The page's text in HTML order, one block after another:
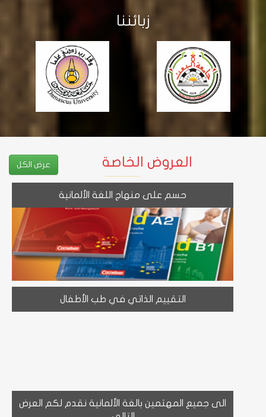
زبائننا
العروض الخاصة عرض الكل
حسم على منهاج اللغة الألمانية
التقييم الذاتي في طب الأطفال
الى جميع المهتمين بالغة الألمانية نقدم لكم العرض